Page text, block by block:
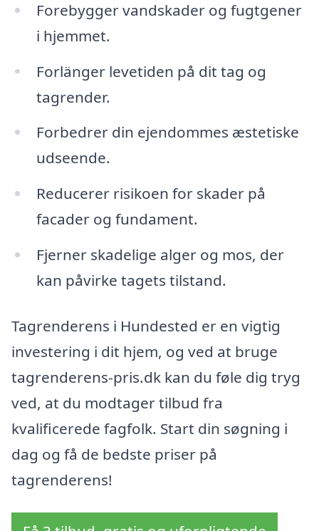
Forebygger vandskader og fugtgener
i hjemmet.
Forlänger levetiden på dit tag og
tagrender.
Forbedrer din ejendommes æstetiske
udseende.
Reducerer risikoen for skader på
facader og fundament.
Fjerner skadelige alger og mos, der
kan påvirke tagets tilstand.
Tagrenderens i Hundested er en vigtig
investering i dit hjem, og ved at bruge
tagrenderens-pris.dk kan du føle dig tryg
ved, at du modtager tilbud fra
kvalificerede fagfolk. Start din søgning i
dag og få de bedste priser på
tagrenderens!